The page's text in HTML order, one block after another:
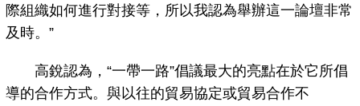
際組織如何進行對接等，所以我認為舉辦這一論壇非常
及時。”
高銳認為，“一帶一路”倡議最大的亮點在於它所倡
導的合作方式。與以往的貿易協定或貿易合作不